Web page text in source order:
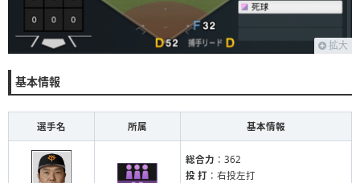
拡大
基本情報
選手名 所属 基本情報
総合力 ：362
投 打 ：右投左打